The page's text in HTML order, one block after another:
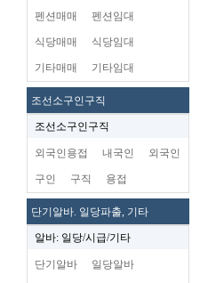
펜션매매 펜션임대
식당매매 식당임대
기타매매 기타임대
조선소구인구직
조선소구인구직
외국인용접 내국인 외국인
구인 구직 용접
단기알바. 일당파출, 기타
알바: 일당/시급/기타
단기알바 일당알바